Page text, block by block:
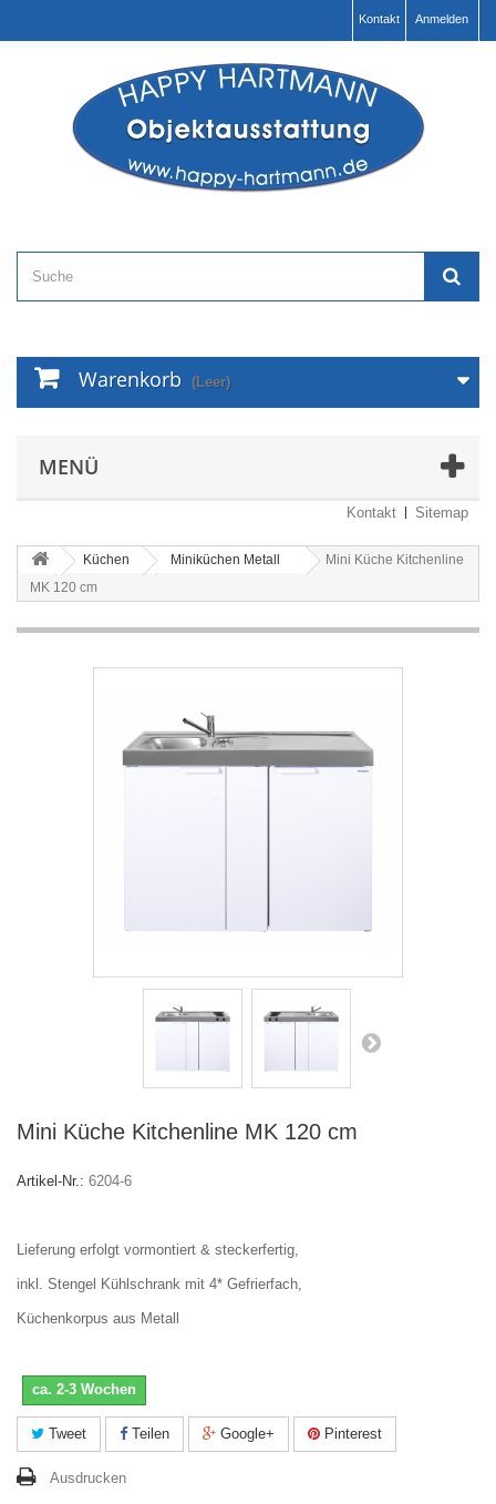
Anmelden
Kontakt
Warenkorb (Leer)
MENÜ
Kontakt Sitemap
Küchen Miniküchen Metall
Mini Küche Kitchenline
MK 120 cm
Mini Küche Kitchenline MK 120 cm
Artikel-Nr.: 6204-6
Lieferung erfolgt vormontiert & steckerfertig,
inkl. Stengel Kühlschrank mit 4* Gefrierfach,
Küchenkorpus aus Metall
ca. 2-3 Wochen
Tweet Teilen Google+ Pinterest
Ausdrucken